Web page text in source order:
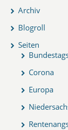
Archiv
Blogroll
Seiten
Corona
Europa